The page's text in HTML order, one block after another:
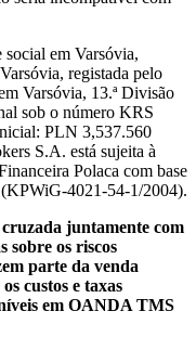
em Varsóvia,
registada pelo
Varsóvia, 13.ª Divisão
sob o número KRS
PLN 3,537.560
S.A. está sujeita à
Polaca com base
4021-54-1/2004).
juntamente com
sobre os riscos
parte da venda
custos e taxas
em OANDA TMS